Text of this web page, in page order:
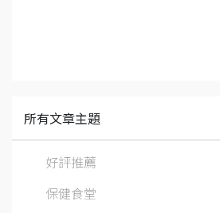
所有文章主題
好評推薦
保健食堂